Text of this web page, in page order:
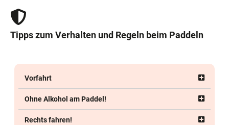
Tipps zum Verhalten und Regeln beim Paddeln
Vorfahrt
Ohne Alkohol am Paddel!
Rechts fahren!